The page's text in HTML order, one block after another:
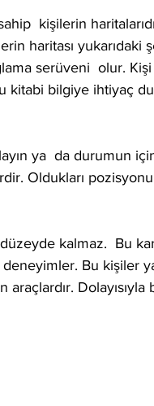
kişilerin
haritası yukarıdaki
serüveni  olur.
kitabi bilgiye ihtiyaç
ya  da durumun
Oldukları
deneyimler. Bu kişiler
Dolayısıyla